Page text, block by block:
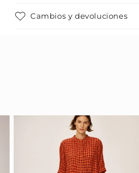
Cambios y devoluciones